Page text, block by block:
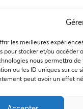
les meilleures
pour stocker et/ou accéder
nous permettra
ou les ID uniques sur ce
peut avoir un effet